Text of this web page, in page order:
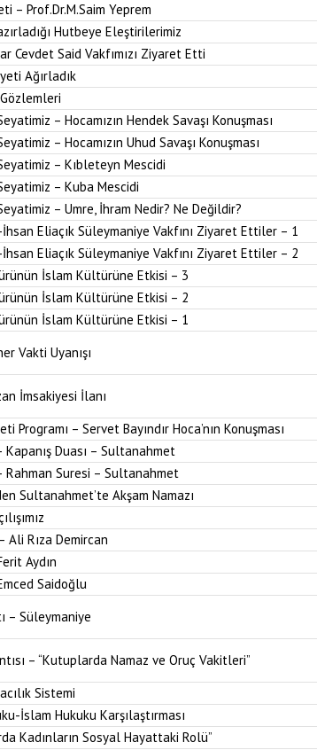
– Prof.Dr.M.Saim Yeprem
Hutbeye Eleştirilerimiz
Cevdet Said Vakfımızı Ziyaret Etti
Ağırladık
– Hocamızın Hendek Savaşı Konuşması
– Hocamızın Uhud Savaşı Konuşması
– Kıbleteyn Mescidi
– Kuba Mescidi
– Umre, İhram Nedir? Ne Değildir?
Eliaçık Süleymaniye Vakfını Ziyaret Ettiler – 1
Eliaçık Süleymaniye Vakfını Ziyaret Ettiler – 2
İslam Kültürüne Etkisi – 3
İslam Kültürüne Etkisi – 2
İslam Kültürüne Etkisi – 1
Vakti Uyanışı
İmsakiyesi İlanı
Programı – Servet Bayındır Hoca’nın Konuşması
Kapanış Duası – Sultanahmet
Rahman Suresi – Sultanahmet
Sultanahmet’te Akşam Namazı
Ali Rıza Demircan
Aydın
Saidoğlu
– Süleymaniye
– “Kutuplarda Namaz ve Oruç Vakitleri”
Sistemi
İslam Hukuku Karşılaştırması
Kadınların Sosyal Hayattaki Rolü”